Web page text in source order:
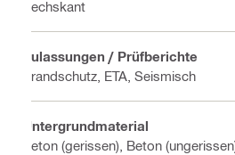
Sechskant
Zulassungen / Prüfberichte
Brandschutz, ETA, Seismisch
Untergrundmaterial
Beton (gerissen), Beton